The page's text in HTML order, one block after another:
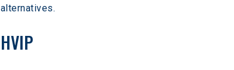
alternatives.
HVIP